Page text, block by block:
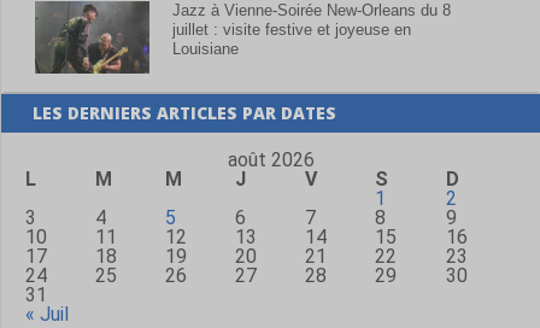
Jazz à Vienne-Soirée New-Orleans du 8
juillet : visite festive et joyeuse en
Louisiane
LES DERNIERS ARTICLES PAR DATES
août 2026
L
M M J V S
D
1
2
3
4 5 6 7 8
9
10
11 12 13 14 15
16
17
18 19 20 21 22
23
24
25 26 27 28 29
30
31
« Juil